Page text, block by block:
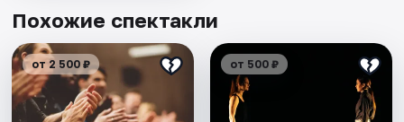
Похожие спектакли
от 2 500 ₽ от 500 ₽